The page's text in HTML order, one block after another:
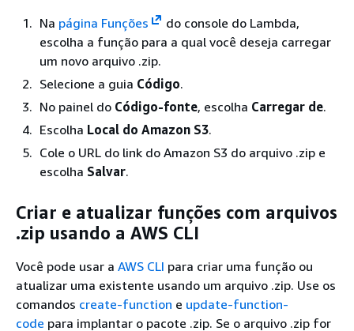
Na página Funções
do console do Lambda,
escolha a função para a qual você deseja carregar
um novo arquivo .zip.
Selecione a guia Código.
No painel do Código-fonte, escolha Carregar de.
Escolha Local do Amazon S3.
Cole o URL do link do Amazon S3 do arquivo .zip e
escolha Salvar.
Criar e atualizar funções com arquivos
.zip usando a AWS CLI
Você pode usar a AWS CLI para criar uma função ou
atualizar uma existente usando um arquivo .zip. Use os
comandos create-function e update-function-
code para implantar o pacote .zip. Se o arquivo .zip for